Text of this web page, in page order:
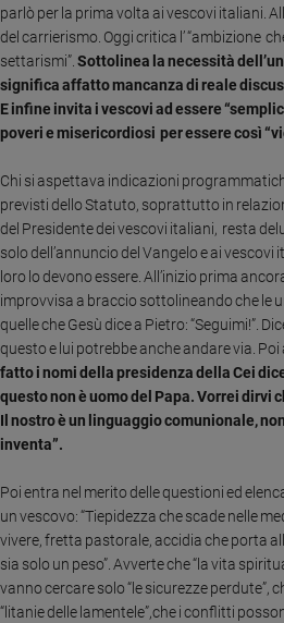
Sanremo
Cinema,
Tv
Libri
Musica
Arte
Famiglia
ed
educazione
Genitori
e
figli
Nonni
Scuola
Adolescenza
Bioetica
parlò per la prima volta ai vescovi italiani.
del carrierismo. Oggi critica l’ “ambizione
settarismi”. Sottolinea la necessità
significa affatto mancanza di reale
E infine invita i vescovi ad essere
poveri e misericordiosi per essere così
Chi si aspettava indicazioni
previsti dello Statuto, soprattutto in
del Presidente dei vescovi italiani, resta
solo dell’annuncio del Vangelo e ai
loro lo devono essere. All’inizio prima
improvvisa a braccio sottolineando che le
quelle che Gesù dice a Pietro: “Seguimi!”.
questo e lui potrebbe anche andare via. Poi
fatto i nomi della presidenza della Cei
questo non è uomo del Papa. Vorrei dirvi
Il nostro è un linguaggio comunionale,
inventa”.
Poi entra nel merito delle questioni ed
un vescovo:“Tiepidezza che scade nelle
vivere, fretta pastorale, accidia che porta
sia solo un peso”. Avverte che “la vita
vanno cercare solo “le sicurezze perdute”,
“litanie delle lamentele”,che i conflitti